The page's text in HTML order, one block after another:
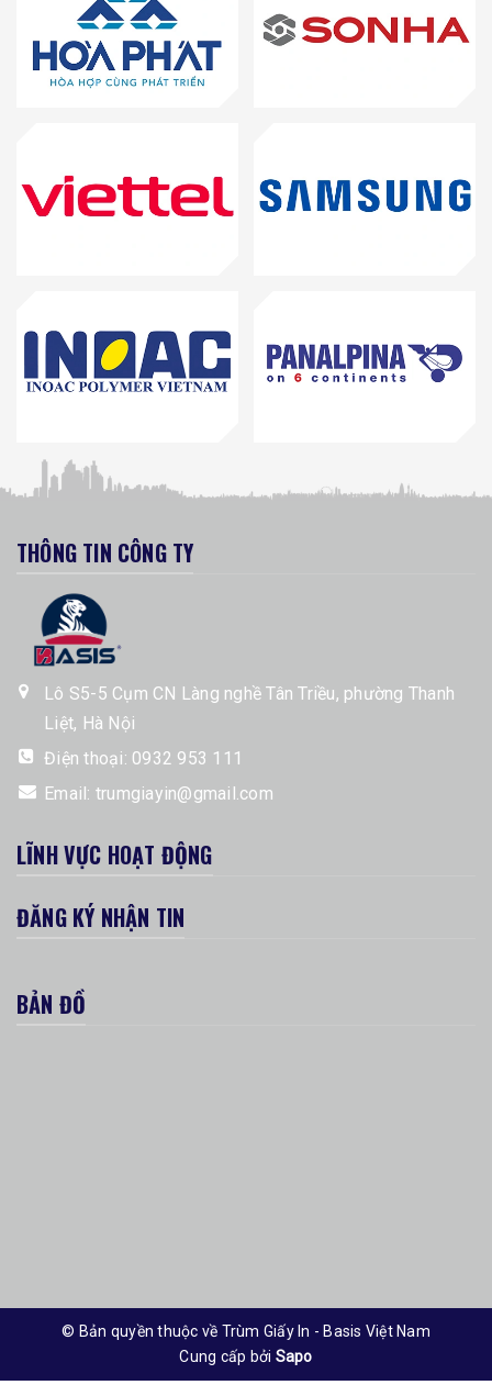
THÔNG TIN CÔNG TY
Lô S5-5 Cụm CN Làng nghề Tân Triều, phường Thanh
Liệt, Hà Nội
Điện thoại: 0932 953 111
Email: trumgiayin@gmail.com
LĨNH VỰC HOẠT ĐỘNG
ĐĂNG KÝ NHẬN TIN
BẢN ĐỒ
© Bản quyền thuộc về Trùm Giấy In - Basis Việt Nam
Cung cấp bởi Sapo